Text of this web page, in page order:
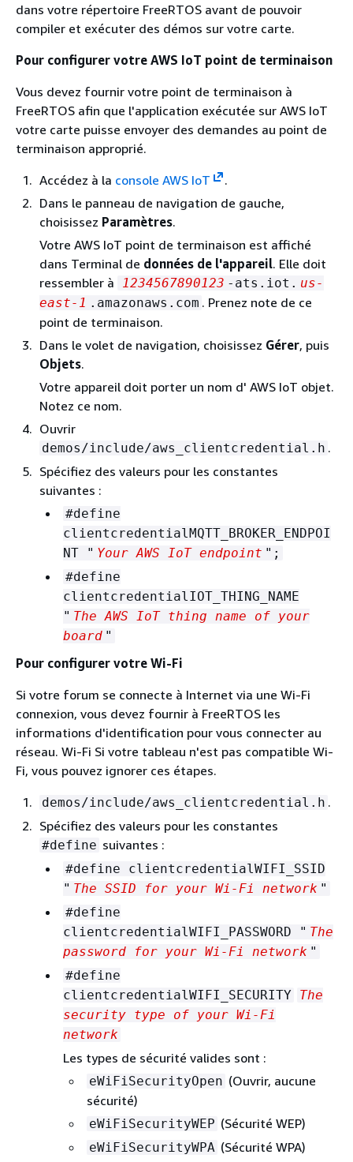
dans votre répertoire FreeRTOS avant de pouvoir
compiler et exécuter des démos sur votre carte.
Pour configurer votre AWS IoT point de terminaison
Vous devez fournir votre point de terminaison à
FreeRTOS afin que l'application exécutée sur AWS IoT
votre carte puisse envoyer des demandes au point de
terminaison approprié.
Accédez à la console AWS IoT
.
Dans le panneau de navigation de gauche,
choisissez Paramètres.
Votre AWS IoT point de terminaison est affiché
dans Terminal de données de l'appareil. Elle doit
ressembler à
1234567890123 -ats.iot. us-
east-1 .amazonaws.com . Prenez note de ce
point de terminaison.
Dans le volet de navigation, choisissez Gérer, puis
Objets.
Votre appareil doit porter un nom d' AWS IoT objet.
Notez ce nom.
Ouvrir
demos/include/aws_clientcredential.h .
Spécifiez des valeurs pour les constantes
suivantes :
#define
clientcredentialMQTT_BROKER_ENDPOI
NT " Your AWS IoT endpoint ";
#define
clientcredentialIOT_THING_NAME
" The AWS IoT thing name of your
board "
Pour configurer votre Wi-Fi
Si votre forum se connecte à Internet via une Wi-Fi
connexion, vous devez fournir à FreeRTOS les
informations d'identification pour vous connecter au
réseau. Wi-Fi Si votre tableau n'est pas compatible Wi-
Fi, vous pouvez ignorer ces étapes.
demos/include/aws_clientcredential.h .
Spécifiez des valeurs pour les constantes
#define suivantes :
#define clientcredentialWIFI_SSID
" The SSID for your Wi-Fi network "
#define
clientcredentialWIFI_PASSWORD " The
password for your Wi-Fi network "
#define
clientcredentialWIFI_SECURITY The
security type of your Wi-Fi
network
Les types de sécurité valides sont :
eWiFiSecurityOpen (Ouvrir, aucune
sécurité)
eWiFiSecurityWEP (Sécurité WEP)
eWiFiSecurityWPA (Sécurité WPA)